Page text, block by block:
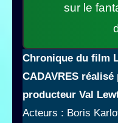
sur le
Chronique du film LE RÉCUPÉRATEUR DE
CADAVRES réalisé
producteur Val
Acteurs : Boris